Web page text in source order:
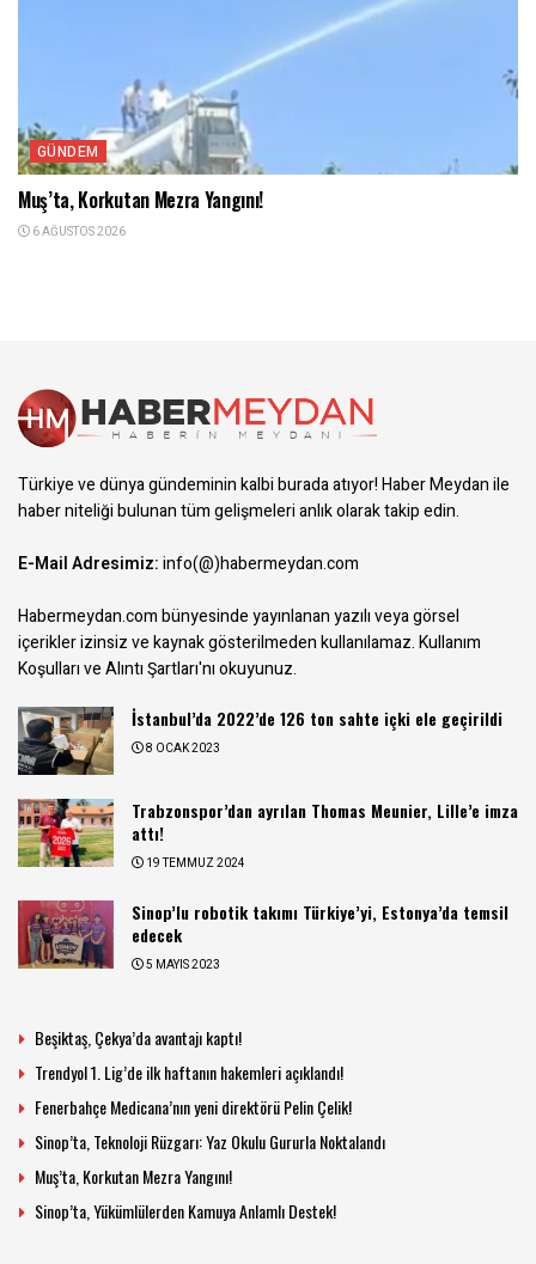
GÜNDEM
Muş’ta, Korkutan Mezra Yangını!
6 AĞUSTOS 2026
Türkiye ve dünya gündeminin kalbi burada atıyor! Haber Meydan ile
haber niteliği bulunan tüm gelişmeleri anlık olarak takip edin.
E-Mail Adresimiz:info(@)habermeydan.com
Habermeydan.com bünyesinde yayınlanan yazılı veya görsel
içerikler izinsiz ve kaynak gösterilmeden kullanılamaz.Kullanım
Koşulları ve Alıntı Şartları'nı okuyunuz.
İstanbul’da 2022’de 126 ton sahte içki ele geçirildi
8 OCAK 2023
Trabzonspor’dan ayrılan Thomas Meunier, Lille’e imza
attı!
19 TEMMUZ 2024
Sinop’lu robotik takımı Türkiye’yi, Estonya’da temsil
edecek
5 MAYIS 2023
Beşiktaş, Çekya’da avantajı kaptı!
Trendyol 1. Lig’de ilk haftanın hakemleri açıklandı!
Fenerbahçe Medicana’nın yeni direktörü Pelin Çelik!
Sinop’ta, Teknoloji Rüzgarı: Yaz Okulu Gururla Noktalandı
Muş’ta, Korkutan Mezra Yangını!
Sinop’ta, Yükümlülerden Kamuya Anlamlı Destek!